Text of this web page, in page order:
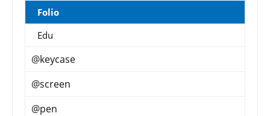
Folio
Edu
@keycase
@screen
@pen